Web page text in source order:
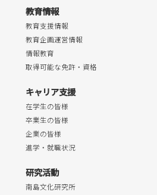
教育情報
教育支援情報
教育企画運営情報
情報教育
取得可能な免許・資格
キャリア支援
在学生の皆様
卒業生の皆様
企業の皆様
進学・就職状況
研究活動
南島文化研究所